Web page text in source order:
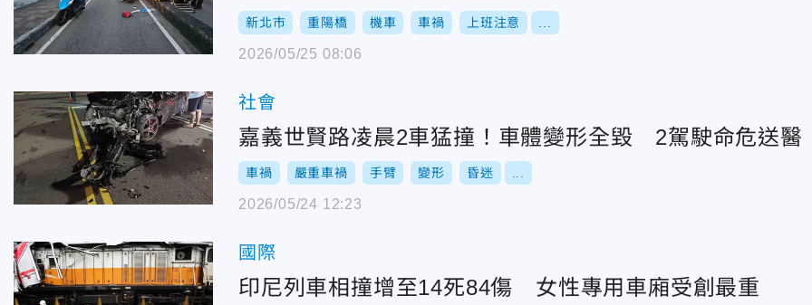
新北市 重陽橋 機車 車禍 上班注意
2026/05/25 08:06
社會
嘉義世賢路凌晨2車猛撞！車體變形全毀 2駕駛命危送醫
車禍 嚴重車禍 手臂 變形 昏迷
2026/05/24 12:23
國際
印尼列車相撞增至14死84傷 女性專用車廂受創最重